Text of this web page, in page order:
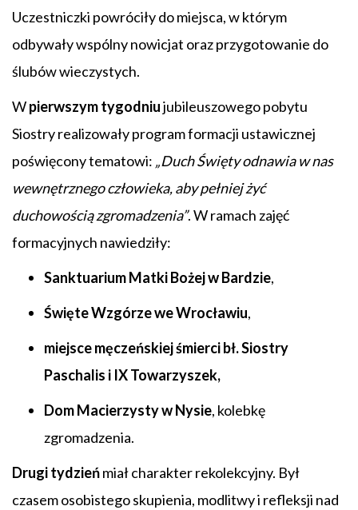
Uczestniczki powróciły do miejsca, w którym
odbywały wspólny nowicjat oraz przygotowanie do
ślubów wieczystych.
Wpierwszym tygodniujubileuszowego pobytu
Siostry realizowały program formacji ustawicznej
poświęcony tematowi: „Duch Święty odnawia w nas
wewnętrznego człowieka, aby pełniej żyć
duchowością zgromadzenia”. W ramach zajęć
formacyjnych nawiedziły:
Sanktuarium Matki Bożej w Bardzie,
Święte Wzgórze we Wrocławiu,
miejsce męczeńskiej śmierci bł. Siostry
Paschalis i IX Towarzyszek,
Dom Macierzysty w Nysie, kolebkę
zgromadzenia.
Drugi tydzieńmiał charakter rekolekcyjny. Był
czasem osobistego skupienia, modlitwy i refleksji nad